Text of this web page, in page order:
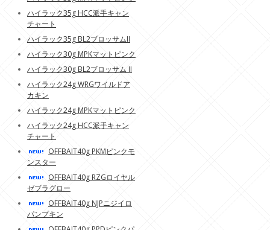
ハイラック35g HCC派手キャン
チャート
ハイラック35g BL2ブロッサムII
ハイラック30g MPKマットピンク
ハイラック30g BL2ブロッサム II
ハイラック24g WRGワイルドア
カキン
ハイラック24g MPKマットピンク
ハイラック24g HCC派手キャン
チャート
OFFBAIT40g PKMピンクモ
ンスター
OFFBAIT40g RZGロイヤル
ゼブラグロー
OFFBAIT40g NJPニジイロ
パンプキン